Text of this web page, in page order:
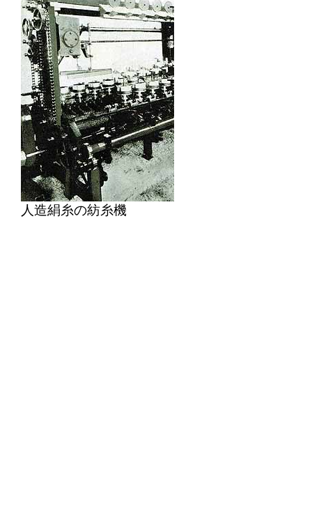
人造絹糸の紡糸機